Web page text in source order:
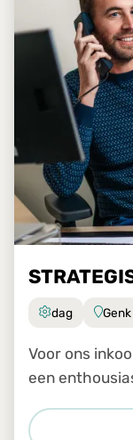
dag Genk
Voor ons inkoopteam zijn we
een